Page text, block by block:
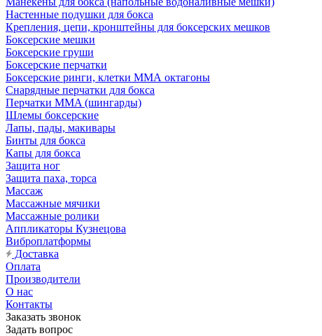
Настенные подушки для бокса
Крепления, цепи, кронштейны для боксерских мешков
Боксерские мешки
Боксерские груши
Боксерские перчатки
Боксерские ринги, клетки ММА октагоны
Снарядные перчатки для бокса
Перчатки MMA (шингарды)
Шлемы боксерские
Лапы, пады, макивары
Бинты для бокса
Капы для бокса
Защита ног
Защита паха, торса
Массаж
Массажные мячики
Массажные ролики
Аппликаторы Кузнецова
Виброплатформы
Доставка
Оплата
Производители
О нас
Контакты
Заказать звонок
Задать вопрос